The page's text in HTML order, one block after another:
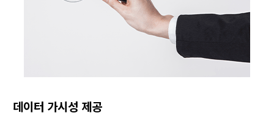
데이터 가시성 제공